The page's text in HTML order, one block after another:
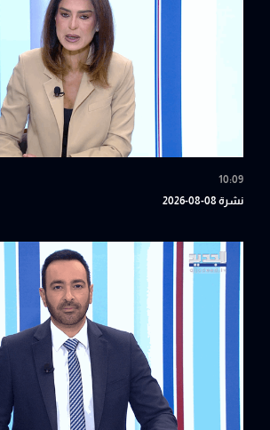
10:09
نشرة 08-08-2026